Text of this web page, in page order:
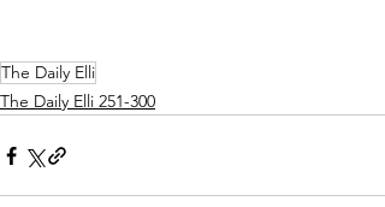
The Daily Elli
The Daily Elli 251-300